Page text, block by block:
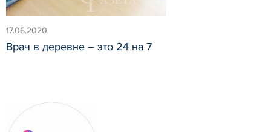
17.06.2020
Врач в деревне – это 24 на 7